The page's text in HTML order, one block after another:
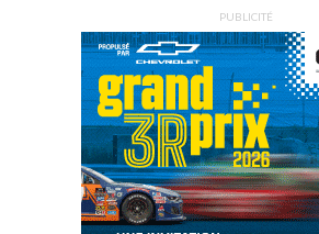
PUBLICITÉ